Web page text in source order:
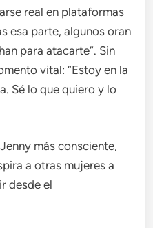
real en plataformas
esa parte, algunos oran
para atacarte”. Sin
vital: “Estoy en la
Sé lo que quiero y lo
más consciente,
a otras mujeres a
desde el